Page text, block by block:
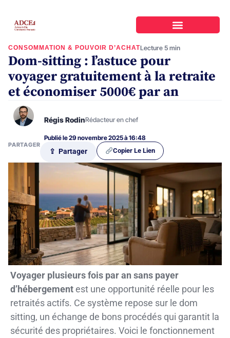
CONSOMMATION & POUVOIR D’ACHATLecture 5 min
Dom-sitting : l’astuce pour
voyager gratuitement à la retraite
et économiser 5000€ par an
Régis RodinRédacteur en chef
Publié le 29 novembre 2025 à 16:48
PARTAGER
⇪ Partager Copier Le Lien
Voyager plusieurs fois par an sans payer
d’hébergementest une opportunité réelle pour les
retraités actifs. Ce système repose sur le dom
sitting, un échange de bons procédés qui garantit la
sécurité des propriétaires. Voici le fonctionnement